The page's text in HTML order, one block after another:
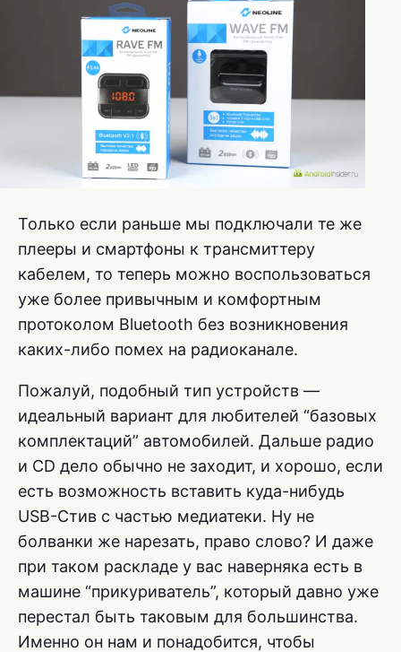
Только если раньше мы подключали те же
плееры и смартфоны к трансмиттеру
кабелем, то теперь можно воспользоваться
уже более привычным и комфортным
протоколом Bluetooth без возникновения
каких-либо помех на радиоканале.
Пожалуй, подобный тип устройств —
идеальный вариант для любителей “базовых
комплектаций” автомобилей. Дальше радио
и CD дело обычно не заходит, и хорошо, если
есть возможность вставить куда-нибудь
USB-Стив с частью медиатеки. Ну не
болванки же нарезать, право слово? И даже
при таком раскладе у вас наверняка есть в
машине “прикуриватель”, который давно уже
перестал быть таковым для большинства.
Именно он нам и понадобится, чтобы